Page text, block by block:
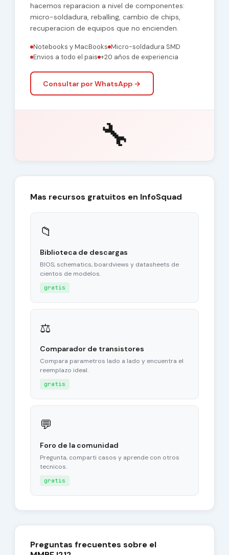
hacemos reparacion a nivel de componentes:
micro-soldadura, reballing, cambio de chips,
recuperacion de equipos que no encienden.
Notebooks y MacBooks Micro-soldadura SMD
Envios a todo el pais +20 años de experiencia
Consultar por WhatsApp →
🔧
Mas recursos gratuitos en InfoSquad
📁
Biblioteca de descargas
BIOS, schematics, boardviews y datasheets de
cientos de modelos.
gratis
⚖
Comparador de transistores
Compara parametros lado a lado y encuentra el
reemplazo ideal.
gratis
💬
Foro de la comunidad
Pregunta, comparti casos y aprende con otros
tecnicos.
gratis
Preguntas frecuentes sobre el